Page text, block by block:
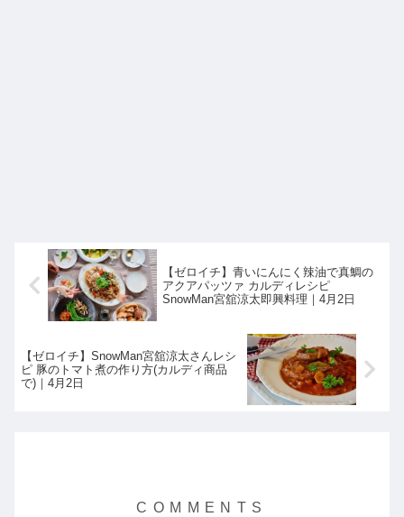
【ゼロイチ】青いにんにく辣油で真鯛の
アクアパッツァ カルディレシピ
SnowMan宮舘涼太即興料理｜4月2日
【ゼロイチ】SnowMan宮舘涼太さんレシ
ピ 豚のトマト煮の作り方(カルディ商品
で)｜4月2日